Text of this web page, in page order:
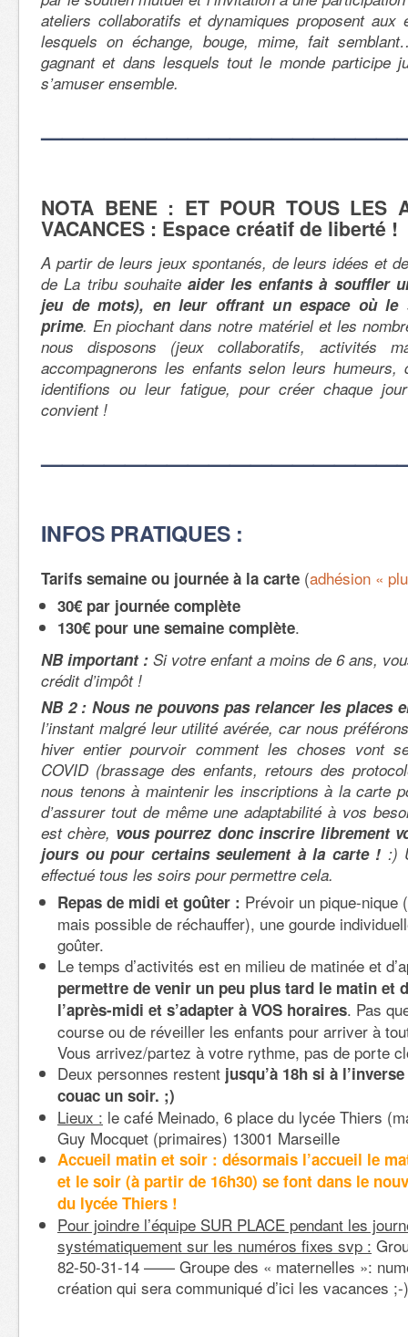
ateliers collaboratifs et dynamiques proposent aux
lesquels on échange, bouge, mime, fait
gagnant et dans lesquels tout le monde participe
s’amuser ensemble.
—————————————————–
NOTA BENE : ET POUR TOUS LES
VACANCES : Espace créatif de liberté !
A partir de leurs jeux spontanés, de leurs idées et
de La tribu souhaite aider les enfants à souffler
jeu de mots), en leur offrant un espace où le
prime. En piochant dans notre matériel et les
nous disposons (jeux collaboratifs, activités
accompagnerons les enfants selon leurs humeurs,
identifions ou leur fatigue, pour créer chaque
convient !
—————————————————–
INFOS PRATIQUES :
Tarifs semaine ou journée à la carte (adhésion «
30€ par journée complète
130€ pour une semaine complète.
NB important : Si votre enfant a moins de 6 ans,
crédit d’impôt !
NB 2 : Nous ne pouvons pas relancer les places
l’instant malgré leur utilité avérée, car nous
hiver entier pourvoir comment les choses vont
COVID (brassage des enfants, retours des
nous tenons à maintenir les inscriptions à la carte
d’assurer tout de même une adaptabilité à vos
est chère, vous pourrez donc inscrire librement
jours ou pour certains seulement à la carte ! :)
effectué tous les soirs pour permettre cela.
Repas de midi et goûter : Prévoir un pique-nique
mais possible de réchauffer), une gourde
goûter.
Le temps d’activités est en milieu de matinée et
permettre de venir un peu plus tard le matin et
l’après-midi et s’adapter à VOS horaires. Pas
course ou de réveiller les enfants pour arriver à
Vous arrivez/partez à votre rythme, pas de porte
Deux personnes restent jusqu’à 18h si à
couac un soir. ;)
Lieux : le café Meinado, 6 place du lycée Thiers
Guy Mocquet (primaires) 13001 Marseille
Accueil matin et soir : désormais l’accueil le
et le soir (à partir de 16h30) se font dans le
du lycée Thiers !
Pour joindre l’équipe SUR PLACE pendant les
systématiquement sur les numéros fixes svp :
82-50-31-14 —— Groupe des « maternelles »:
création qui sera communiqué d’ici les vacances ;-)